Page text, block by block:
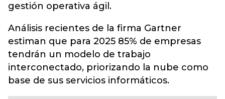
gestión operativa ágil.
Análisis recientes de la firma Gartner
estiman que para 2025 85% de empresas
tendrán un modelo de trabajo
interconectado, priorizando la nube como
base de sus servicios informáticos.